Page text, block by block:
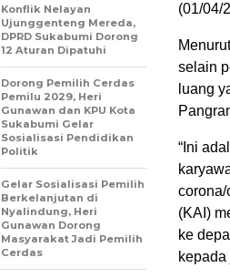
(01/04/
selain
luang
“Ini
(KAI)
ke
Konflik Nelayan
Ujunggenteng Mereda,
DPRD Sukabumi Dorong
12 Aturan Dipatuhi
Dorong Pemilih Cerdas
Pemilu 2029, Heri
Gunawan dan KPU Kota
Sukabumi Gelar
Sosialisasi Pendidikan
Politik
Gelar Sosialisasi Pemilih
Berkelanjutan di
Nyalindung, Heri
Gunawan Dorong
Masyarakat Jadi Pemilih
Cerdas